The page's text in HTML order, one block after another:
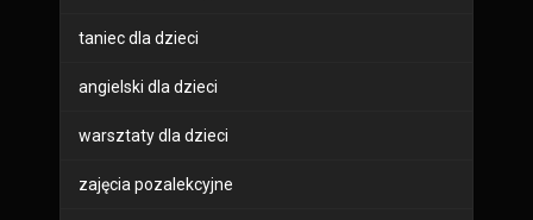
taniec dla dzieci
angielski dla dzieci
warsztaty dla dzieci
zajęcia pozalekcyjne